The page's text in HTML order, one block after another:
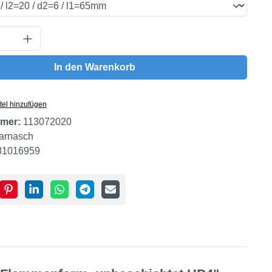
Gib den gewünschten Wert ein
In den Warenkorb
hinzufügen
113072020